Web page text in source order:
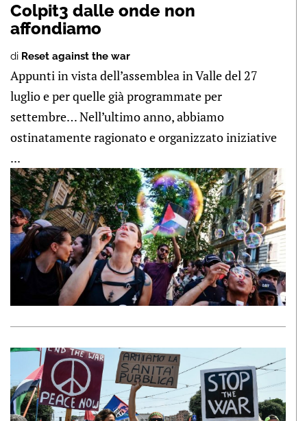
Colpit3 dalle onde non
affondiamo
di Reset against the war
Appunti in vista dell’assemblea in Valle del 27
luglio e per quelle già programmate per
settembre… Nell’ultimo anno, abbiamo
ostinatamente ragionato e organizzato iniziative
...